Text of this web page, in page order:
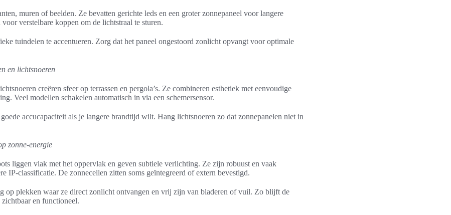
muren of beelden. Ze bevatten gerichte leds en een groter zonnepaneel voor langere
verstelbare koppen om de lichtstraal te sturen.
tuindelen te accentueren. Zorg dat het paneel ongestoord zonlicht opvangt voor optimale
en lichtsnoeren
creëren sfeer op terrassen en pergola’s. Ze combineren esthetiek met eenvoudige
Veel modellen schakelen automatisch in via een schemersensor.
accucapaciteit als je langere brandtijd wilt. Hang lichtsnoeren zo dat zonnepanelen niet in
zonne-energie
liggen vlak met het oppervlak en geven subtiele verlichting. Ze zijn robuust en vaak
IP-classificatie. De zonnecellen zitten soms geïntegreerd of extern bevestigd.
op plekken waar ze direct zonlicht ontvangen en vrij zijn van bladeren of vuil. Zo blijft de
en functioneel.